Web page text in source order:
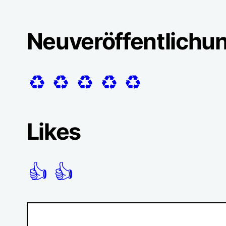
♻️ ♻️ ♻️ ♻️ ♻️
Likes
👍 👍